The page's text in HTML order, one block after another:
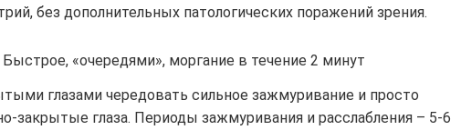
без дополнительных патологических поражений зрения.
Быстрое, «очередями», моргание в течение 2 минут
глазами чередовать сильное зажмуривание и просто
закрытые глаза. Периоды зажмуривания и расслабления – 5-6